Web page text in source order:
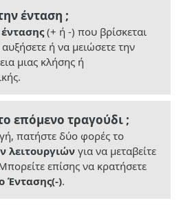
ένταση ;
(+ ή -) που βρίσκεται
ή να μειώσετε την
μιας κλήσης ή
επόμενο τραγούδι ;
πατήστε δύο φορές το
λειτουργιών για να μεταβείτε
επίσης να κρατήσετε
Έντασης(-).